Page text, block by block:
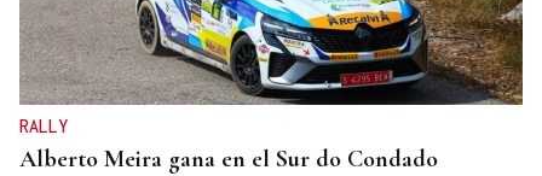
RALLY
Alberto Meira gana en el Sur do Condado